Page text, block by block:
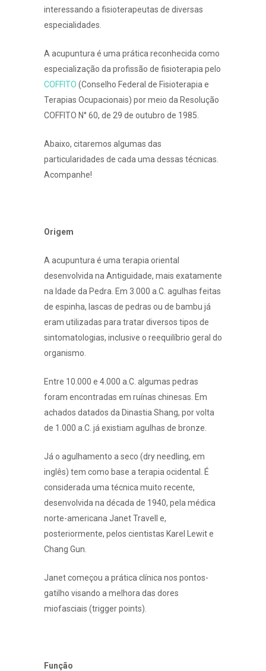
interessando a fisioterapeutas de diversas
especialidades.
A acupuntura é uma prática reconhecida como
especialização da profissão de fisioterapia pelo
COFFITO (Conselho Federal de Fisioterapia e
Terapias Ocupacionais) por meio da Resolução
COFFITO N° 60, de 29 de outubro de 1985.
Abaixo, citaremos algumas das
particularidades de cada uma dessas técnicas.
Acompanhe!
Origem
A acupuntura é uma terapia oriental
desenvolvida na Antiguidade, mais exatamente
na Idade da Pedra. Em 3.000 a.C. agulhas feitas
de espinha, lascas de pedras ou de bambu já
eram utilizadas para tratar diversos tipos de
sintomatologias, inclusive o reequilíbrio geral do
organismo.
Entre 10.000 e 4.000 a.C. algumas pedras
foram encontradas em ruínas chinesas. Em
achados datados da Dinastia Shang, por volta
de 1.000 a.C. já existiam agulhas de bronze.
Já o agulhamento a seco (dry needling, em
inglês) tem como base a terapia ocidental. É
considerada uma técnica muito recente,
desenvolvida na década de 1940, pela médica
norte-americana Janet Travell e,
posteriormente, pelos cientistas Karel Lewit e
Chang Gun.
Janet começou a prática clínica nos pontos-
gatilho visando a melhora das dores
miofasciais (trigger points).
Função